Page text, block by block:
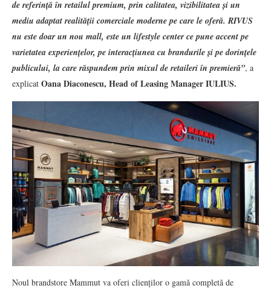
de referință în retailul premium, prin calitatea, vizibilitatea și un
mediu adaptat realității comerciale moderne pe care le oferă. RIVUS
nu este doar un nou mall, este un lifestyle center ce pune accent pe
varietatea experiențelor, pe interacțiunea cu brandurile și pe dorințele
publicului, la care răspundem prin mixul de retaileri în premieră”, a
explicat Oana Diaconescu, Head of Leasing Manager IULIUS.
Noul brandstore Mammut va oferi clienților o gamă completă de